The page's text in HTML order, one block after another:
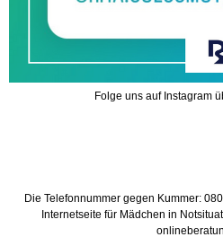
Folge uns auf Instagram
Die Telefonnummer gegen Kummer:
Internetseite für Mädchen in